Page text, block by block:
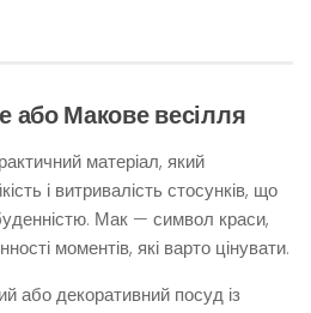
або Макове весілля
матеріал, який
і витривалість стосунків, що
Мак — символ краси,
моментів, які варто цінувати.
або декоративний посуд із